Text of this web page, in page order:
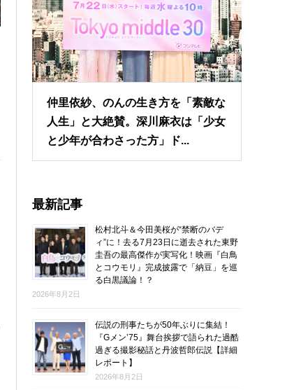
仲里依紗、のんの生き方を「素敵な
人生」と大絶賛。深川麻衣は「少女
と少年が合わさった方」ド...
最新記事
松村北斗＆今田美桜が“禁断のバデ
ィ”に！去る7月23日に逝去された東野
圭吾の最高傑作が実写化！映画『白鳥
とコウモリ』完成披露で「納豆」を巡
る白黒議論！？
2026年8月2日
伝説の刑事たちが50年ぶりに集結！
『Gメン’75』舞台挨拶で語られた過酷
過ぎる撮影秘話と丹波哲郎伝説【詳細
レポート】
2026年8月2日